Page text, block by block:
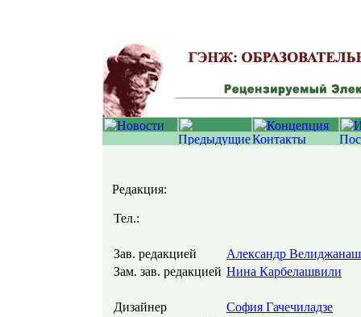
Редакция:
Тел.:
Зав. редакцией
Александр
Зам. зав. редакцией Нина Карбелашвили
Дизайнер
София Гачечиладзе